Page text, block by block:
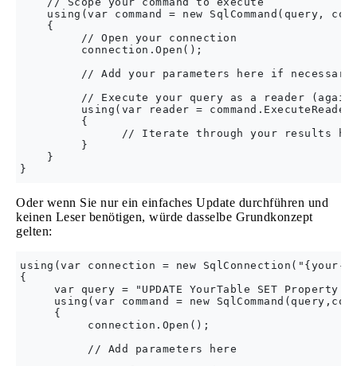
using(var command = new SqlCommand(query,
    {
         // Open your connection
         connection.Open();
         // Add your parameters here if necessary
// Execute your query as a reader
using(var reader =
         {
// Iterate through your results
         }
    }
Oder wenn Sie nur ein einfaches Update durchführen und
keinen Leser benötigen, würde dasselbe Grundkonzept
gelten:
using(var connection = new
{
var query = "UPDATE YourTable SET Property
using(var command = new
     {
          connection.Open();
          // Add parameters here